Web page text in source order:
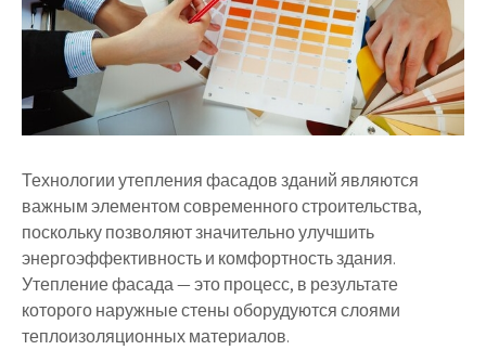
Технологии утепления фасадов зданий являются
важным элементом современного строительства,
поскольку позволяют значительно улучшить
энергоэффективность и комфортность здания.
Утепление фасада — это процесс, в результате
которого наружные стены оборудуются слоями
теплоизоляционных материалов.